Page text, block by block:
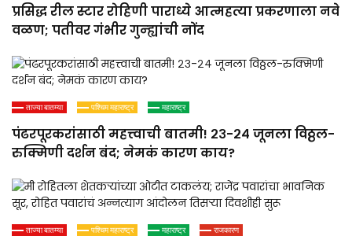
प्रसिद्ध रील स्टार रोहिणी पाराध्ये आत्महत्या प्रकरणाला नवे
वळण; पतीवर गंभीर गुन्ह्यांची नोंद
ताज्या बातम्या पश्चिम महाराष्ट्र महाराष्ट्र
पंढरपूरकरांसाठी महत्त्वाची बातमी! २३-२४ जूनला विठ्ठल-
रुक्मिणी दर्शन बंद; नेमकं कारण काय?
ताज्या बातम्या पश्चिम महाराष्ट्र महाराष्ट्र राजकारण